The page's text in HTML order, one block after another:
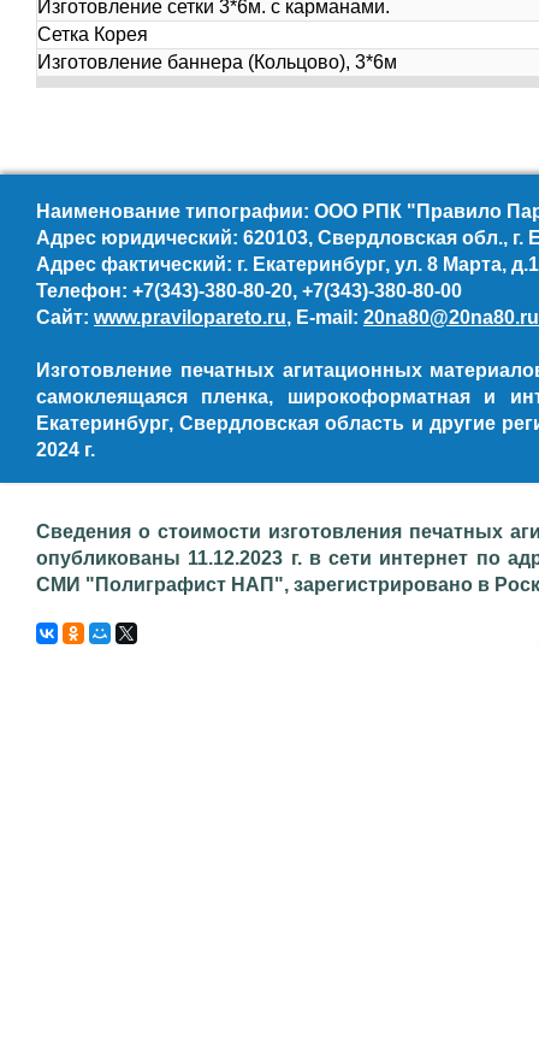
Изготовление сетки 3*6м. с карманами.
Сетка Корея
Изготовление баннера (Кольцово), 3*6м
Наименование типографии: ООО РПК "Правило
Адрес юридический: 620103, Свердловская обл., г.
Адрес фактический: г. Екатеринбург, ул. 8 Марта,
Телефон: +7(343)-380-80-20, +7(343)-380-80-00
Сайт: www.pravilopareto.ru, E-mail: 20na80@20na80.ru
Изготовление печатных агитационных
самоклеящаяся пленка, широкоформатная и
Екатеринбург, Свердловская область и другие
2024 г.
Сведения о стоимости изготовления печатных
опубликованы 11.12.2023 г. в сети интернет по
СМИ "Полиграфист НАП", зарегистрировано в